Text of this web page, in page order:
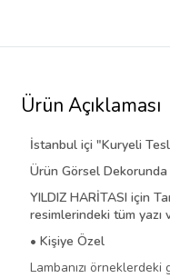
Ürün Açıklaması
İstanbul içi "Kuryeli
Ürün Görsel
YILDIZ HARİTASI için
resimlerindeki tüm yazı
• Kişiye Özel
Lambanızı